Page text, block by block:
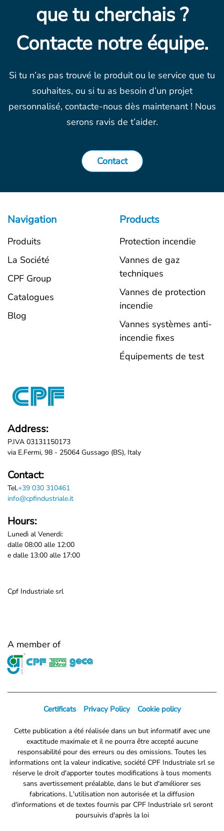
que tu cherchais ?
Contacte notre équipe.
Si tu n’as pas trouvé le produit ou le service que tu
souhaites, ou si tu as besoin d’un projet
personnalisé, contacte-nous dès maintenant ! Nous
serons ravis de t’aider.
Contact
Address:
P.IVA 03131150173
via E.Fermi, 98 - 25064 Gussago (BS), Italy
Contact:
Tel.+39 030 310461
info@cpfindustriale.it
Hours:
Lunedì al Venerdi:
dalle 08:00 alle 12:00
e dalle 13:00 alle 17:00
Cpf Industriale srl
Navigation
Produits
La Société
CPF Group
Catalogues
Blog
Products
Protection incendie
Vannes de gaz
techniques
Vannes de protection
incendie
Vannes systèmes anti-
incendie fixes
Équipements de test
A member of
Certificats Privacy Policy Cookie policy
Cette publication a été réalisée dans un but informatif avec une
exactitude maximale et il ne pourra être accepté aucune
responsabilité pour des erreurs ou des omissions. Toutes les
informations ont la valeur indicative, société CPF Industriale srl se
réserve le droit d'apporter toutes modifications à tous moments
sans avertissement préalable, dans le but d'améliorer ses
fabrications. L'utilisation non autorisée et la diffusion
d'informations et de textes fournis par CPF Industriale srl seront
poursuivis d'après la loi